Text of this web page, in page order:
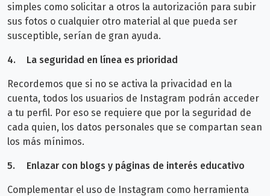
simples como solicitar a otros la autorización para subir
sus fotos o cualquier otro material al que pueda ser
susceptible, serían de gran ayuda.
4. La seguridad en línea es prioridad
Recordemos que si no se activa la privacidad en la
cuenta, todos los usuarios de Instagram podrán acceder
a tu perfil. Por eso se requiere que por la seguridad de
cada quien, los datos personales que se compartan sean
los más mínimos.
5. Enlazar con blogs y páginas de interés educativo
Complementar el uso de Instagram como herramienta